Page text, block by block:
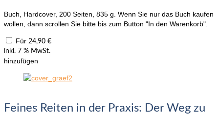
Buch, Hardcover, 200 Seiten, 835 g. Wenn Sie nur das Buch kaufen
wollen, dann scrollen Sie bitte bis zum Button "In den Warenkorb".
Für 24,90 €
inkl. 7 % MwSt.
hinzufügen
Feines Reiten in der Praxis: Der Weg zu